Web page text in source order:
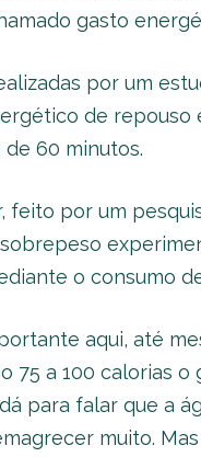
gasto
por um
de
60 minutos.
feito por um
o consumo
aqui, até
75 a 100 calorias
para falar que a
muito.